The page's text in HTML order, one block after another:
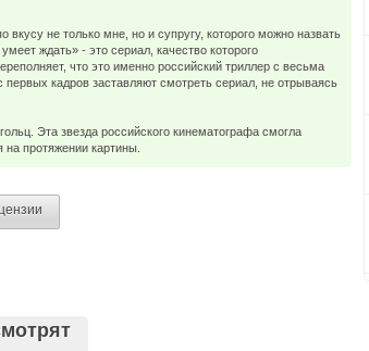
не только мне, но и супругу, которого можно назвать
ждать» - это сериал, качество которого
что это именно российский триллер с весьма
кадров заставляют смотреть сериал, не отрываясь
Эта звезда российского кинематографа смогла
на протяжении картины.